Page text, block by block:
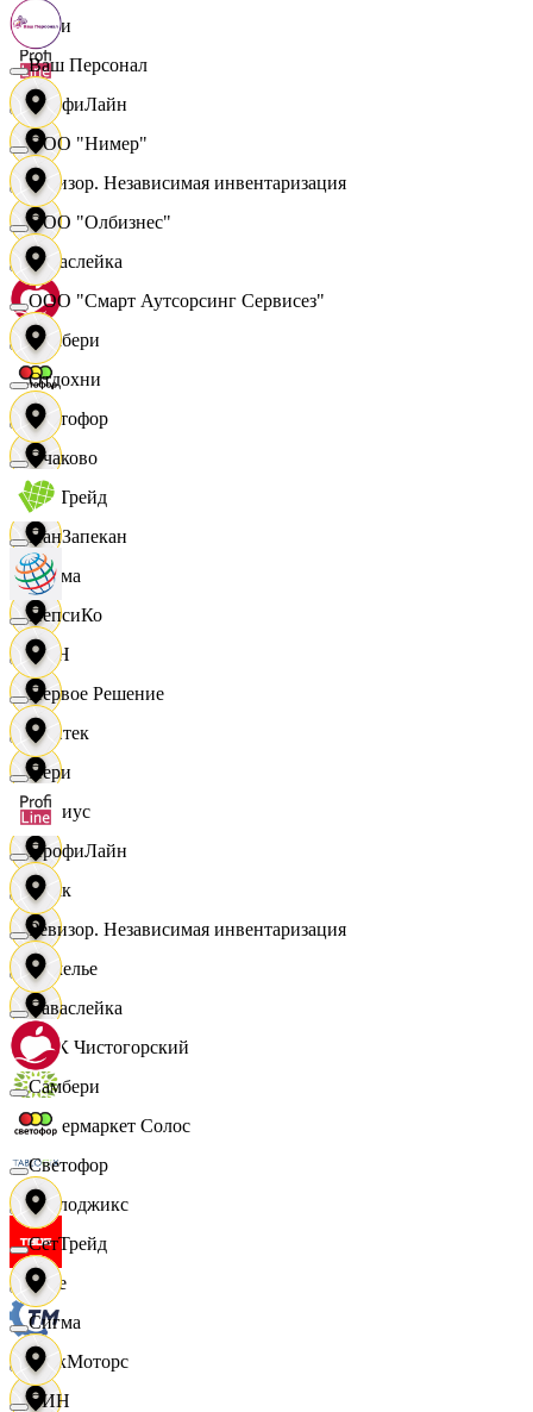
Пери
ПрофиЛайн
Ревизор. Независимая инвентаризация
Саваслейка
Самбери
Светофор
СетТрейд
Сигма
СИН
Синтек
Сириус
Смак
Сомелье
СПК Чистогорский
Супермаркет Солос
Таблоджикс
Твое
ТракМоторс
Ваш Персонал
ООО "Нимер"
ООО "Олбизнес"
ООО "Смарт Аутсорсинг Сервисез"
Отдохни
Очаково
ПанЗапекан
ПепсиКо
Первое Решение
Пери
ПрофиЛайн
Ревизор. Независимая инвентаризация
Саваслейка
Самбери
Светофор
СетТрейд
Сигма
СИН